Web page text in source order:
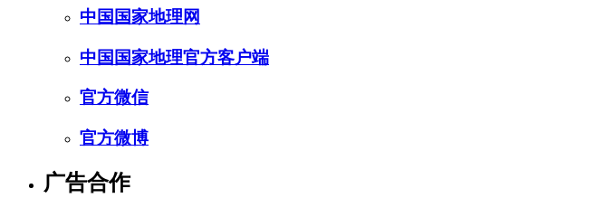
中国国家地理网
中国国家地理官方客户端
官方微信
官方微博
广告合作